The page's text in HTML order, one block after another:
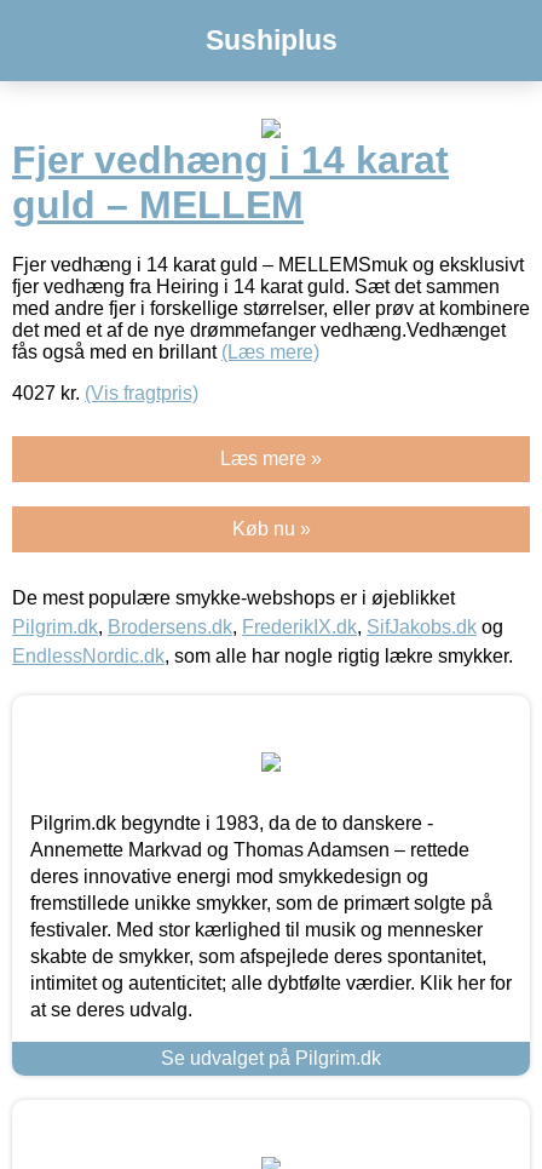
Sushiplus
Fjer vedhæng i 14 karat
guld – MELLEM
Fjer vedhæng i 14 karat guld – MELLEMSmuk og eksklusivt
fjer vedhæng fra Heiring i 14 karat guld. Sæt det sammen
med andre fjer i forskellige størrelser, eller prøv at kombinere
det med et af de nye drømmefanger vedhæng.Vedhænget
fås også med en brillant (Læs mere)
4027 kr. (Vis fragtpris)
Læs mere »
Køb nu »
De mest populære smykke-webshops er i øjeblikket
Pilgrim.dk, Brodersens.dk, FrederikIX.dk, SifJakobs.dk og
EndlessNordic.dk, som alle har nogle rigtig lækre smykker.
Pilgrim.dk begyndte i 1983, da de to danskere -
Annemette Markvad og Thomas Adamsen – rettede
deres innovative energi mod smykkedesign og
fremstillede unikke smykker, som de primært solgte på
festivaler. Med stor kærlighed til musik og mennesker
skabte de smykker, som afspejlede deres spontanitet,
intimitet og autenticitet; alle dybtfølte værdier. Klik her for
at se deres udvalg.
Se udvalget på Pilgrim.dk